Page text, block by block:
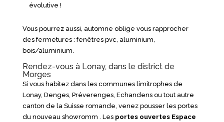
évolutive !
Vous pourrez aussi, automne oblige vous rapprocher
des fermetures : fenêtres pvc, aluminium,
bois/aluminium.
Rendez-vous à Lonay, dans le district de
Morges
Si vous habitez dans les communes limitrophes de
Lonay, Denges, Préverenges, Echandens ou tout autre
canton de la Suisse romande, venez pousser les portes
du nouveau showromm . Les portes ouvertes Espace